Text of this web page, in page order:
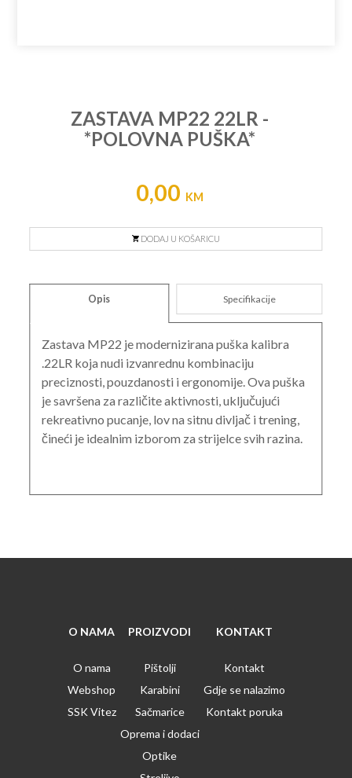
ZASTAVA MP22 22LR -
*POLOVNA PUŠKA*
0,00 KM
DODAJ U KOŠARICU
Opis Specifikacije
Zastava MP22 je modernizirana puška kalibra
.22LR koja nudi izvanrednu kombinaciju
preciznosti, pouzdanosti i ergonomije. Ova puška
je savršena za različite aktivnosti, uključujući
rekreativno pucanje, lov na sitnu divljač i trening,
čineći je idealnim izborom za strijelce svih razina.
O NAMA
O nama
Webshop
SSK Vitez
PROIZVODI
Pištolji
Karabini
Sačmarice
Oprema i dodaci
Optike
KONTAKT
Kontakt
Gdje se nalazimo
Kontakt poruka